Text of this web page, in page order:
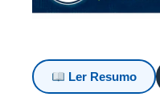
Ler Resumo